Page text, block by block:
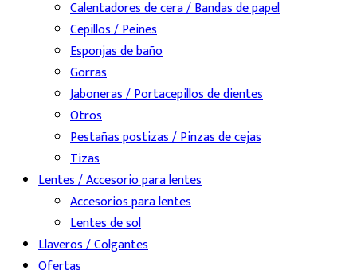
Calentadores de cera / Bandas de papel
Cepillos / Peines
Esponjas de baño
Gorras
Jaboneras / Portacepillos de dientes
Otros
Pestañas postizas / Pinzas de cejas
Tizas
Lentes / Accesorio para lentes
Accesorios para lentes
Lentes de sol
Llaveros / Colgantes